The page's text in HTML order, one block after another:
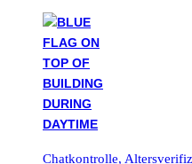
Chatkontrolle,